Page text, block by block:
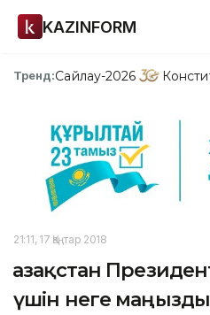
KAZINFORM
Тренд:Сайлау-2026
21:11, 17 Қаңтар 2018
Қазақстан
үшін неге